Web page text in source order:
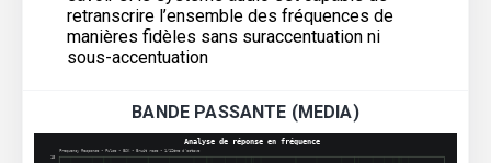
retranscrire l’ensemble des fréquences de
manières fidèles sans suraccentuation ni
sous-accentuation
BANDE PASSANTE (MEDIA)